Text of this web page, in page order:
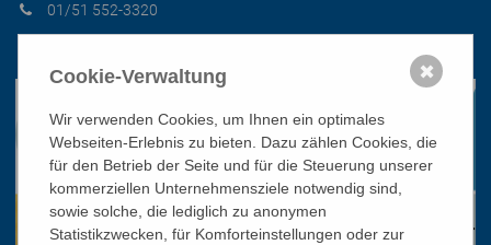
01/51 552-3320
Cookie-Verwaltung
Wir verwenden Cookies, um Ihnen ein optimales
Webseiten-Erlebnis zu bieten. Dazu zählen Cookies, die
für den Betrieb der Seite und für die Steuerung unserer
kommerziellen Unternehmensziele notwendig sind,
sowie solche, die lediglich zu anonymen
Statistikzwecken, für Komforteinstellungen oder zur
✖